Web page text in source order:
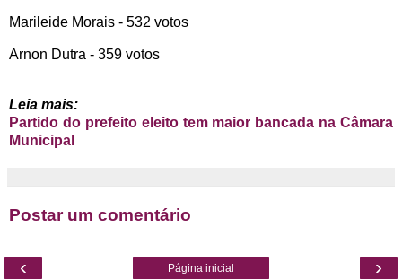
Marileide Morais - 532 votos
Arnon Dutra - 359 votos
Leia mais:
Partido do prefeito eleito tem maior bancada na Câmara
Municipal
Postar um comentário
‹ ›
Página inicial